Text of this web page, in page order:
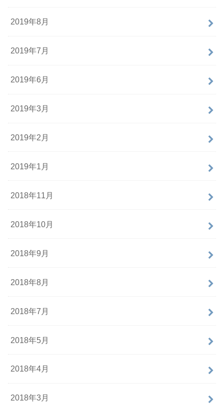
2019年8月
2019年7月
2019年6月
2019年3月
2019年2月
2019年1月
2018年11月
2018年10月
2018年9月
2018年8月
2018年7月
2018年5月
2018年4月
2018年3月